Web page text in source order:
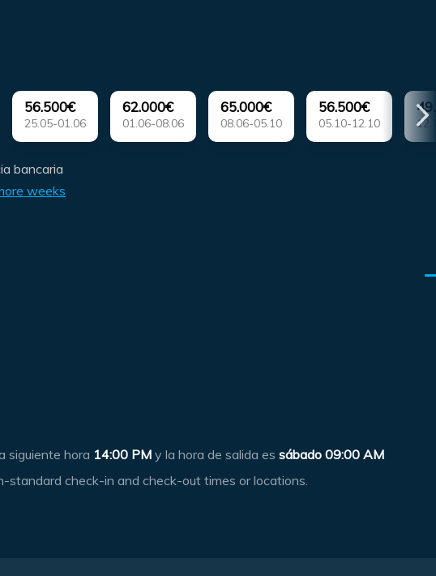
56.500€
25.05-01.06
62.000€
01.06-08.06
65.000€
08.06-05.10
56.500€
05.10-12.10
bancaria
weeks
siguiente hora 14:00 PM y la hora de salida es sábado 09:00 AM
check-in and check-out times or locations.